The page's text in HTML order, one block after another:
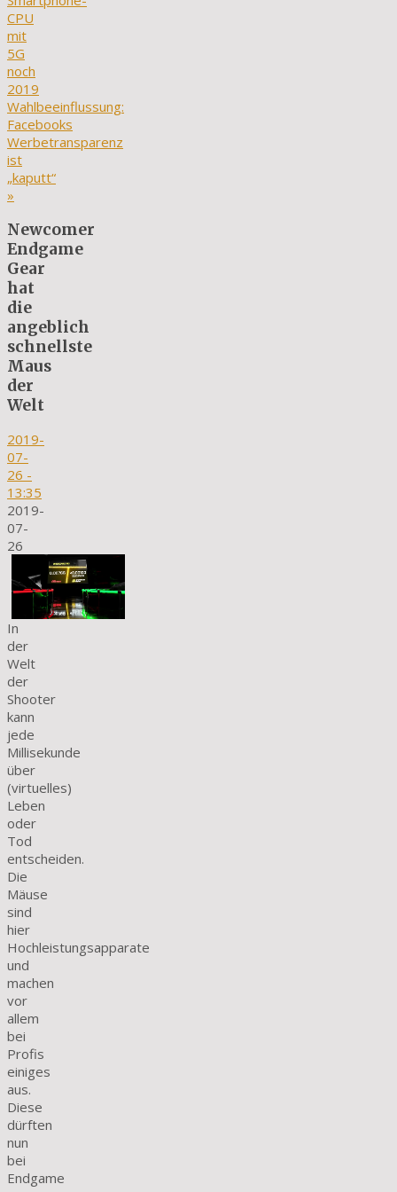
CPU
mit
5G
noch
2019
Wahlbeeinflussung:
Facebooks
Werbetransparenz
ist
„kaputt“
»
Newcomer
Endgame
Gear
hat
die
angeblich
schnellste
Maus
der
Welt
2019-
07-
26 -
13:35
2019-
07-
26
In
der
Welt
der
Shooter
kann
jede
Millisekunde
über
(virtuelles)
Leben
oder
Tod
entscheiden.
Die
Mäuse
sind
hier
Hochleistungsapparate
und
machen
vor
allem
bei
Profis
einiges
aus.
Diese
dürften
nun
bei
Endgame